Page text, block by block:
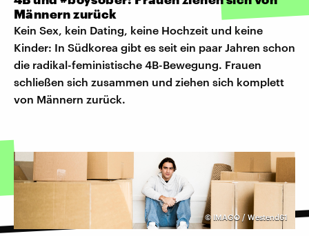
Männern zurück
Kein Sex, kein Dating, keine Hochzeit und keine
Kinder: In Südkorea gibt es seit ein paar Jahren schon
die radikal-feministische 4B-Bewegung. Frauen
schließen sich zusammen und ziehen sich komplett
von Männern zurück.
© IMAGO / Westend61